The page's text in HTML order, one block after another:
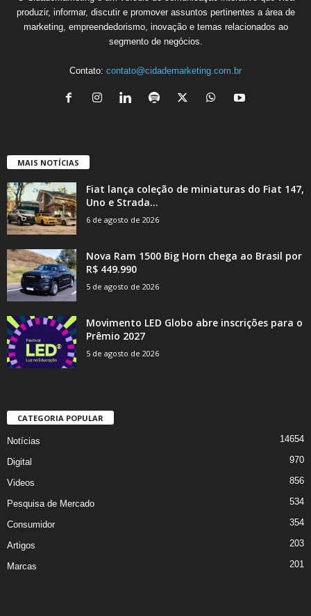
produzir, informar, discutir e promover assuntos pertinentes a área de
marketing, empreendedorismo, inovação e temas relacionados ao
segmento de negócios.
Contato: contato@cidademarketing.com.br
MAIS NOTÍCIAS
Fiat lança coleção de miniaturas do Fiat 147,
Uno e Strada...
6 de agosto de 2026
Nova Ram 1500 Big Horn chega ao Brasil por
R$ 449.990
5 de agosto de 2026
Movimento LED Globo abre inscrições para o
Prêmio 2027
5 de agosto de 2026
CATEGORIA POPULAR
Notícias 14654
Digital 970
Videos 856
Pesquisa de Mercado 534
Consumidor 354
Artigos 203
Marcas 201